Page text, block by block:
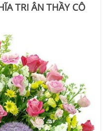
TRI ÂN THẦY CÔ